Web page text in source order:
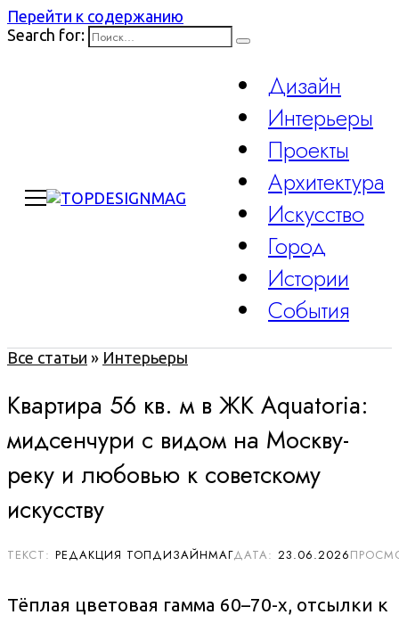
Перейти к содержанию
Search for:
Дизайн
Интерьеры
Проекты
Архитектура
Искусство
Город
Истории
События
Все статьи » Интерьеры
Квартира 56 кв. м в ЖК Aquatoria:
мидсенчури с видом на Москву-
реку и любовью к советскому
искусству
РЕДАКЦИЯ ТОПДИЗАЙНМАГ 23.06.2026
Тёплая цветовая гамма 60–70-х, отсылки к